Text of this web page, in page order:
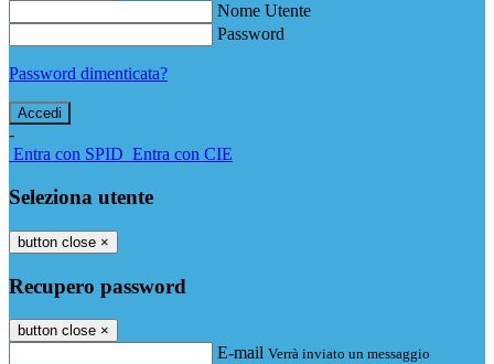
Nome Utente
Password
Password dimenticata?
-
Entra con SPID Entra con CIE
Seleziona utente
button close ×
Recupero password
button close ×
E-mail Verrà inviato un messaggio